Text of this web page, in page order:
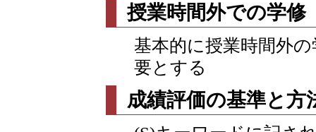
授業時間外での学修
基本的に授業時間外
要とする
成績評価の基準と方